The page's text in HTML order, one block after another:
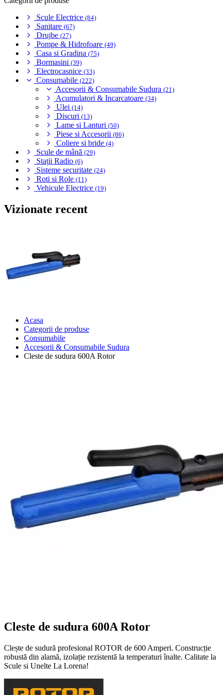
Scule Electrice (84)
Sanitare (67)
Drujbe (27)
Pompe & Hidrofoare (49)
Casa si Gradina (75)
Bormasini (39)
Electrocasnice (33)
Consumabile (222)
Accesorii & Consumabile Sudura (21)
Acumulatori & Incarcatoare (34)
Ulei (14)
Discuri (13)
Lame si Lanturi (50)
Piese si Accesorii (86)
Coliere si bride (4)
Scule de mână (29)
Stații Radio (6)
Sisteme securitate (24)
Roti si Role (11)
Vehicule Electrice (19)
Vizionate recent
Acasa
Categorii de produse
Consumabile
Accesorii & Consumabile Sudura
Cleste de sudura 600A Rotor
Cleste de sudura 600A Rotor
Clește de sudură profesional ROTOR de 600 Amperi. Construcție
robustă din alamă, izolație rezistentă la temperaturi înalte. Calitate la
Scule si Unelte La Lorena!